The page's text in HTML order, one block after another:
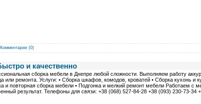
Комментарии (0)
и качественно
сборка мебели в Днепре любой сложности. Выполняем работу
или ремонта. Услуги: • Сборка шкафов, комодов, кроватей • Сборка кухонь
и повторная сборка мебели • Подгонка и мелкий ремонт мебели Работаем
результат. Телефоны для связи: +38 (068) 527-84-28 +38 (093) 230-73-